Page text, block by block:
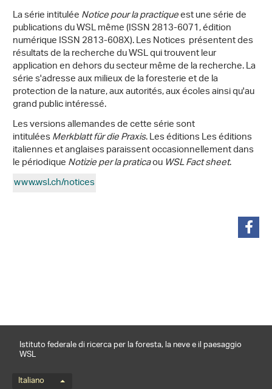
La série intituléeNotice pour la practiqueest une série de
publications du WSL même (ISSN 2813-6071, édition
numérique ISSN 2813-608X). Les Notices présentent des
résultats de la recherche du WSL qui trouvent leur
application en dehors du secteur même de la recherche. La
série s'adresse aux milieux de la foresterie et de la
protection de la nature, aux autorités, aux écoles ainsi qu'au
grand public intéressé.
Les versions allemandes de cette série sont
intituléesMerkblatt für die Praxis. Les éditions Les éditions
italiennes et anglaises paraissent occasionnellement dans
le périodiqueNotizie per la praticaouWSL Fact sheet.
www.wsl.ch/notices
Istituto federale di ricerca per la foresta, la neve e il paesaggio
WSL
Italiano